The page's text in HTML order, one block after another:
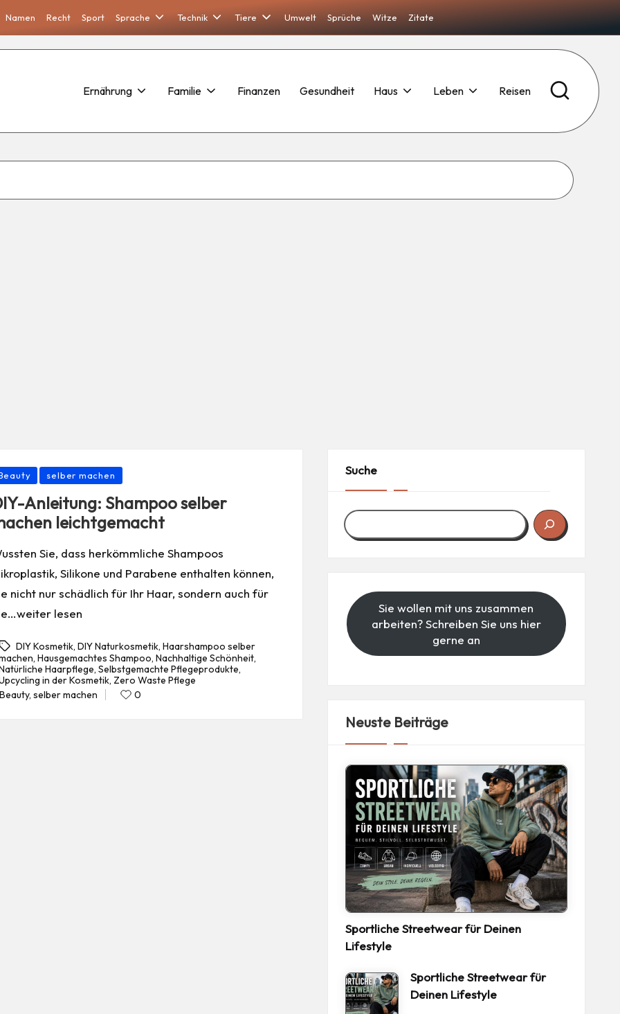
Namen Recht Sport Sprache Technik Tiere Umwelt Sprüche Witze Zitate
Ernährung Familie Finanzen Gesundheit Haus Leben Reisen
selber machen
Anleitung: Shampoo selber
leichtgemacht
Sie, dass herkömmliche Shampoos
Silikone und Parabene enthalten können,
nicht nur schädlich für Ihr Haar, sondern auch für
lesen
DIY Kosmetik,DIY Naturkosmetik,Haarshampoo selber
, Hausgemachtes Shampoo, Nachhaltige Schönheit,
Haarpflege, Selbstgemachte Pflegeprodukte,
in der Kosmetik, Zero Waste Pflege
, selber machen 0
Suche
Sie wollen mit uns zusammen
arbeiten? Schreiben Sie uns hier
gerne an
Neuste Beiträge
Sportliche Streetwear für Deinen
Lifestyle
Sportliche Streetwear für
Deinen Lifestyle